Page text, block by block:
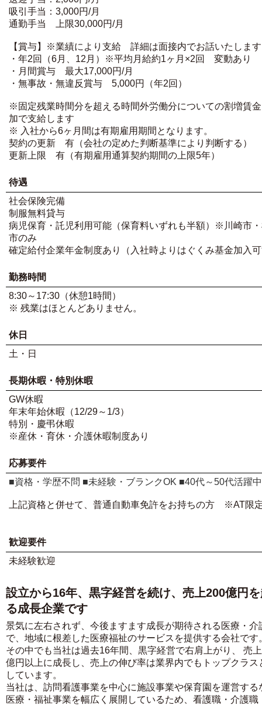
吸引手当：3,000円/月
通勤手当 上限30,000円/月
【賞与】※業績により支給 詳細は面接内でお話いたします
・年2回（6月、12月）※平均月給約1ヶ月×2回 変動あり
・月間賞与 最大17,000円/月
・無事故・無違反賞与 5,000円（年2回）
※固定残業時間分を超える時間外労働分についての割増賃
加で支給します
※ 入社から6ヶ月間は有期雇用期間となります。
契約の更新 有（会社の定めた判断基準により判断する
更新上限 有（有期雇用通算契約期間の上限5年）
待遇
社会保険完備
制服無料貸与
病児保育・託児利用可能（保育料いずれも半額）※川崎市
市のみ
確定給付企業年金制度あり（入社時よりはぐくみ基金加入
勤務時間
8:30～17:30（休憩1時間）
※ 残業はほとんどありません。
休日
土・日
長期休暇・特別休暇
GW休暇
年末年始休暇（12/29～1/3）
特別・慶弔休暇
※産休・育休・介護休暇制度あり
応募要件
■資格・学歴不問 ■未経験・ブランクOK ■40代～50代活躍中
上記資格と併せて、普通自動車免許をお持ちの方 ※AT限
歓迎要件
未経験歓迎
設立から16年、黒字経営を続け、売上200億円
る成長企業です
景気に左右されず、今後ますます成長が期待される医療・介
で、地域に根差した医療福祉のサービスを提供する会社です
その中でも当社は過去16年間、黒字経営で右肩上がり、 売
億円以上に成長し、売上の伸び率は業界内でもトップクラス
しています。
当社は、訪問看護事業を中心に施設事業や保育園を運営する
医療・福祉事業を幅広く展開しているため、看護職・介護職